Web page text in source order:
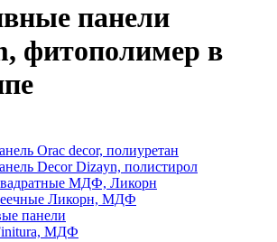
панели
фитополимер в
Orac decor, полиуретан
Decor Dizayn, полистирол
МДФ, Ликорн
Ликорн, МДФ
панели
МДФ